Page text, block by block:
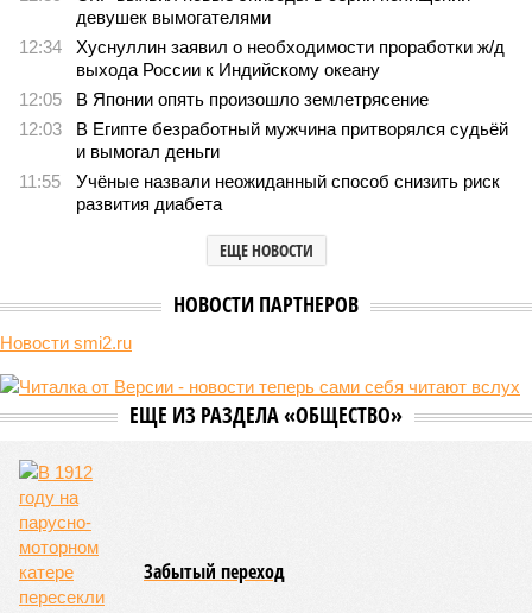
девушек вымогателями
12:34
Хуснуллин заявил о необходимости проработки ж/д
выхода России к Индийскому океану
12:05
В Японии опять произошло землетрясение
12:03
В Египте безработный мужчина притворялся судьёй
и вымогал деньги
11:55
Учёные назвали неожиданный способ снизить риск
развития диабета
ЕЩЕ НОВОСТИ
НОВОСТИ ПАРТНЕРОВ
Новости smi2.ru
ЕЩЕ ИЗ РАЗДЕЛА «ОБЩЕСТВО»
Забытый переход